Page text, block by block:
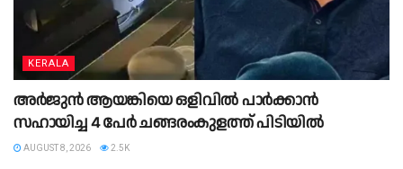
KERALA
അർജുൻ ആയങ്കിയെ ഒളിവിൽ പാർക്കാൻ
സഹായിച്ച 4 പേര്‍ ചങ്ങരംകുളത്ത് പിടിയില്‍
AUGUST 8, 2026 2.5K